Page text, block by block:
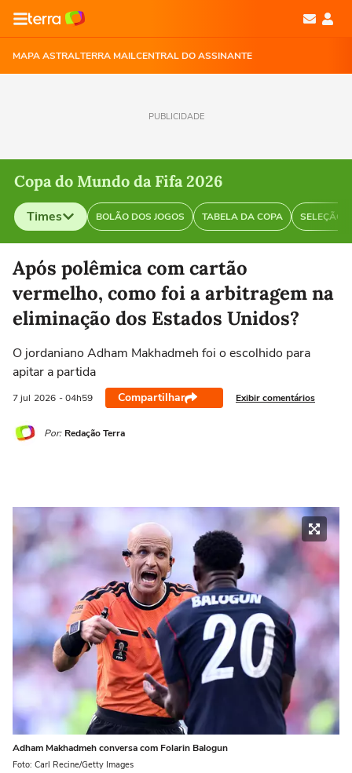
MAPA ASTRALTERRA MAILCENTRAL DO ASSINANTE
PUBLICIDADE
Copa do Mundo da Fifa 2026
Times BOLÃO DOS JOGOS TABELA DA COPA SELEÇÃO
Selecione o time para ver as notícias
Após polêmica com cartão
vermelho, como foi a arbitragem na
eliminação dos Estados Unidos?
O jordaniano Adham Makhadmeh foi o escolhido para
apitar a partida
7 jul 2026 - 04h59 Compartilhar Exibir comentários
Por: Redação Terra
Adham Makhadmeh conversa com Folarin Balogun
Foto: Carl Recine/Getty Images